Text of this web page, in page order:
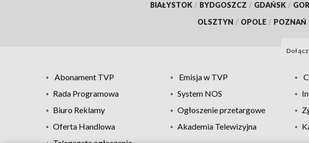
BIAŁYSTOK / BYDGOSZCZ / GDAŃSK /
OLSZTYN / OPOLE / POZNAŃ
Abonament TVP Emisja w TVP
Rada Programowa
System NOS
Biuro Reklamy
Ogłoszenie przetargowe
Oferta Handlowa
Akademia Telewizyjna